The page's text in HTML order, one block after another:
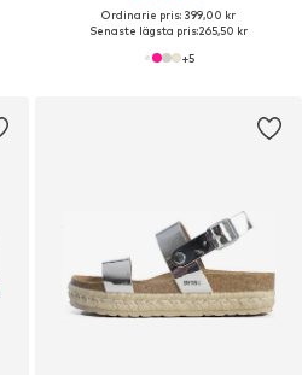
Ordinarie pris: 399,00 kr
Senaste lägsta pris:265,50 kr
+5